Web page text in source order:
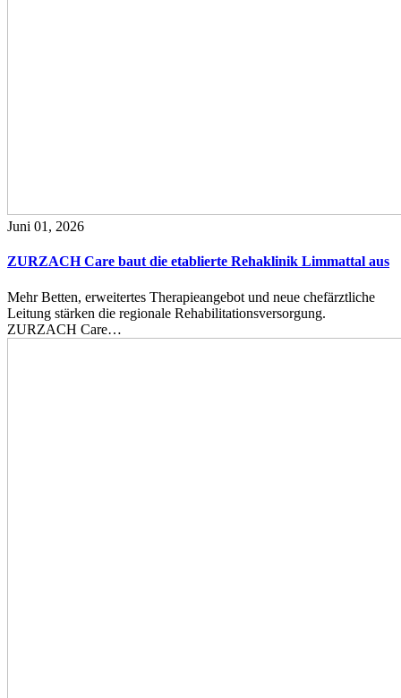
Juni 01, 2026
ZURZACH Care baut die etablierte Rehaklinik Limmattal aus
Mehr Betten, erweitertes Therapieangebot und neue chefärztliche
Leitung stärken die regionale Rehabilitationsversorgung.
ZURZACH Care…